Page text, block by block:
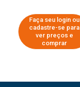
Faça seu login ou
cadastre-se para
ver preços e
comprar